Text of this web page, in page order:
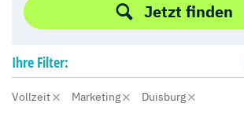
Jetzt finden
Ihre Filter:
Vollzeit Marketing Duisburg